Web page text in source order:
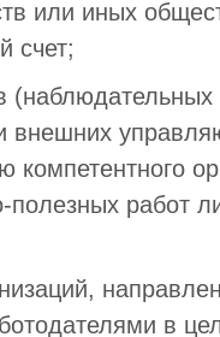
или иных
счет;
(наблюдательных
внешних
работ
в